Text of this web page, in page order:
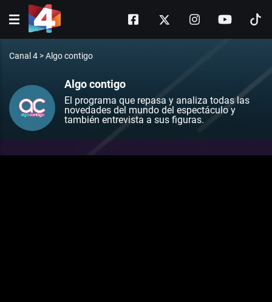
Canal 4 >Algo contigo
Algo contigo
El programa que repasa y analiza todas las
novedades del mundo del espectáculo y
también entrevista a sus figuras.